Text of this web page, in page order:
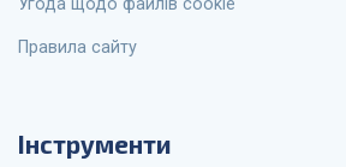
Угода щодо файлів cookie
Правила сайту
Інструменти